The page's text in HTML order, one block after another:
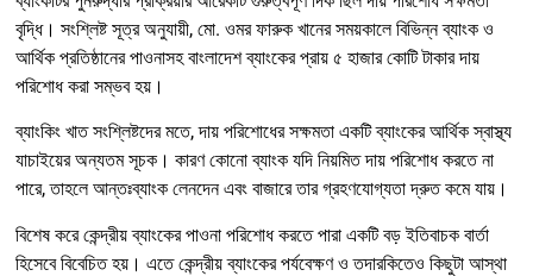
বৃদ্ধি। সংশ্লিষ্ট সূত্র অনুযায়ী, মো. ওমর ফারুক খানের সময়কালে বিভিন্ন ব্যাংক ও
আর্থিক প্রতিষ্ঠানের পাওনাসহ বাংলাদেশ ব্যাংকের প্রায় ৫ হাজার কোটি টাকার দায়
পরিশোধ করা সম্ভব হয়।
ব্যাংকিং খাত সংশ্লিষ্টদের মতে, দায় পরিশোধের সক্ষমতা একটি ব্যাংকের আর্থিক স্বাস্থ্য
যাচাইয়ের অন্যতম সূচক। কারণ কোনো ব্যাংক যদি নিয়মিত দায় পরিশোধ করতে না
পারে, তাহলে আন্তঃব্যাংক লেনদেন এবং বাজারে তার গ্রহণযোগ্যতা দ্রুত কমে যায়।
বিশেষ করে কেন্দ্রীয় ব্যাংকের পাওনা পরিশোধ করতে পারা একটি বড় ইতিবাচক বার্তা
হিসেবে বিবেচিত হয়। এতে কেন্দ্রীয় ব্যাংকের পর্যবেক্ষণ ও তদারকিতেও কিছুটা আস্থা